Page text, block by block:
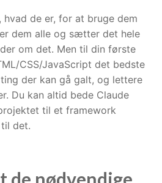
hvad de er, for at bruge dem
dem alle og sætter det hele
om det. Men til din første
CSS/JavaScript det bedste
der kan gå galt, og lettere
Du kan altid bede Claude
til et framework
det.